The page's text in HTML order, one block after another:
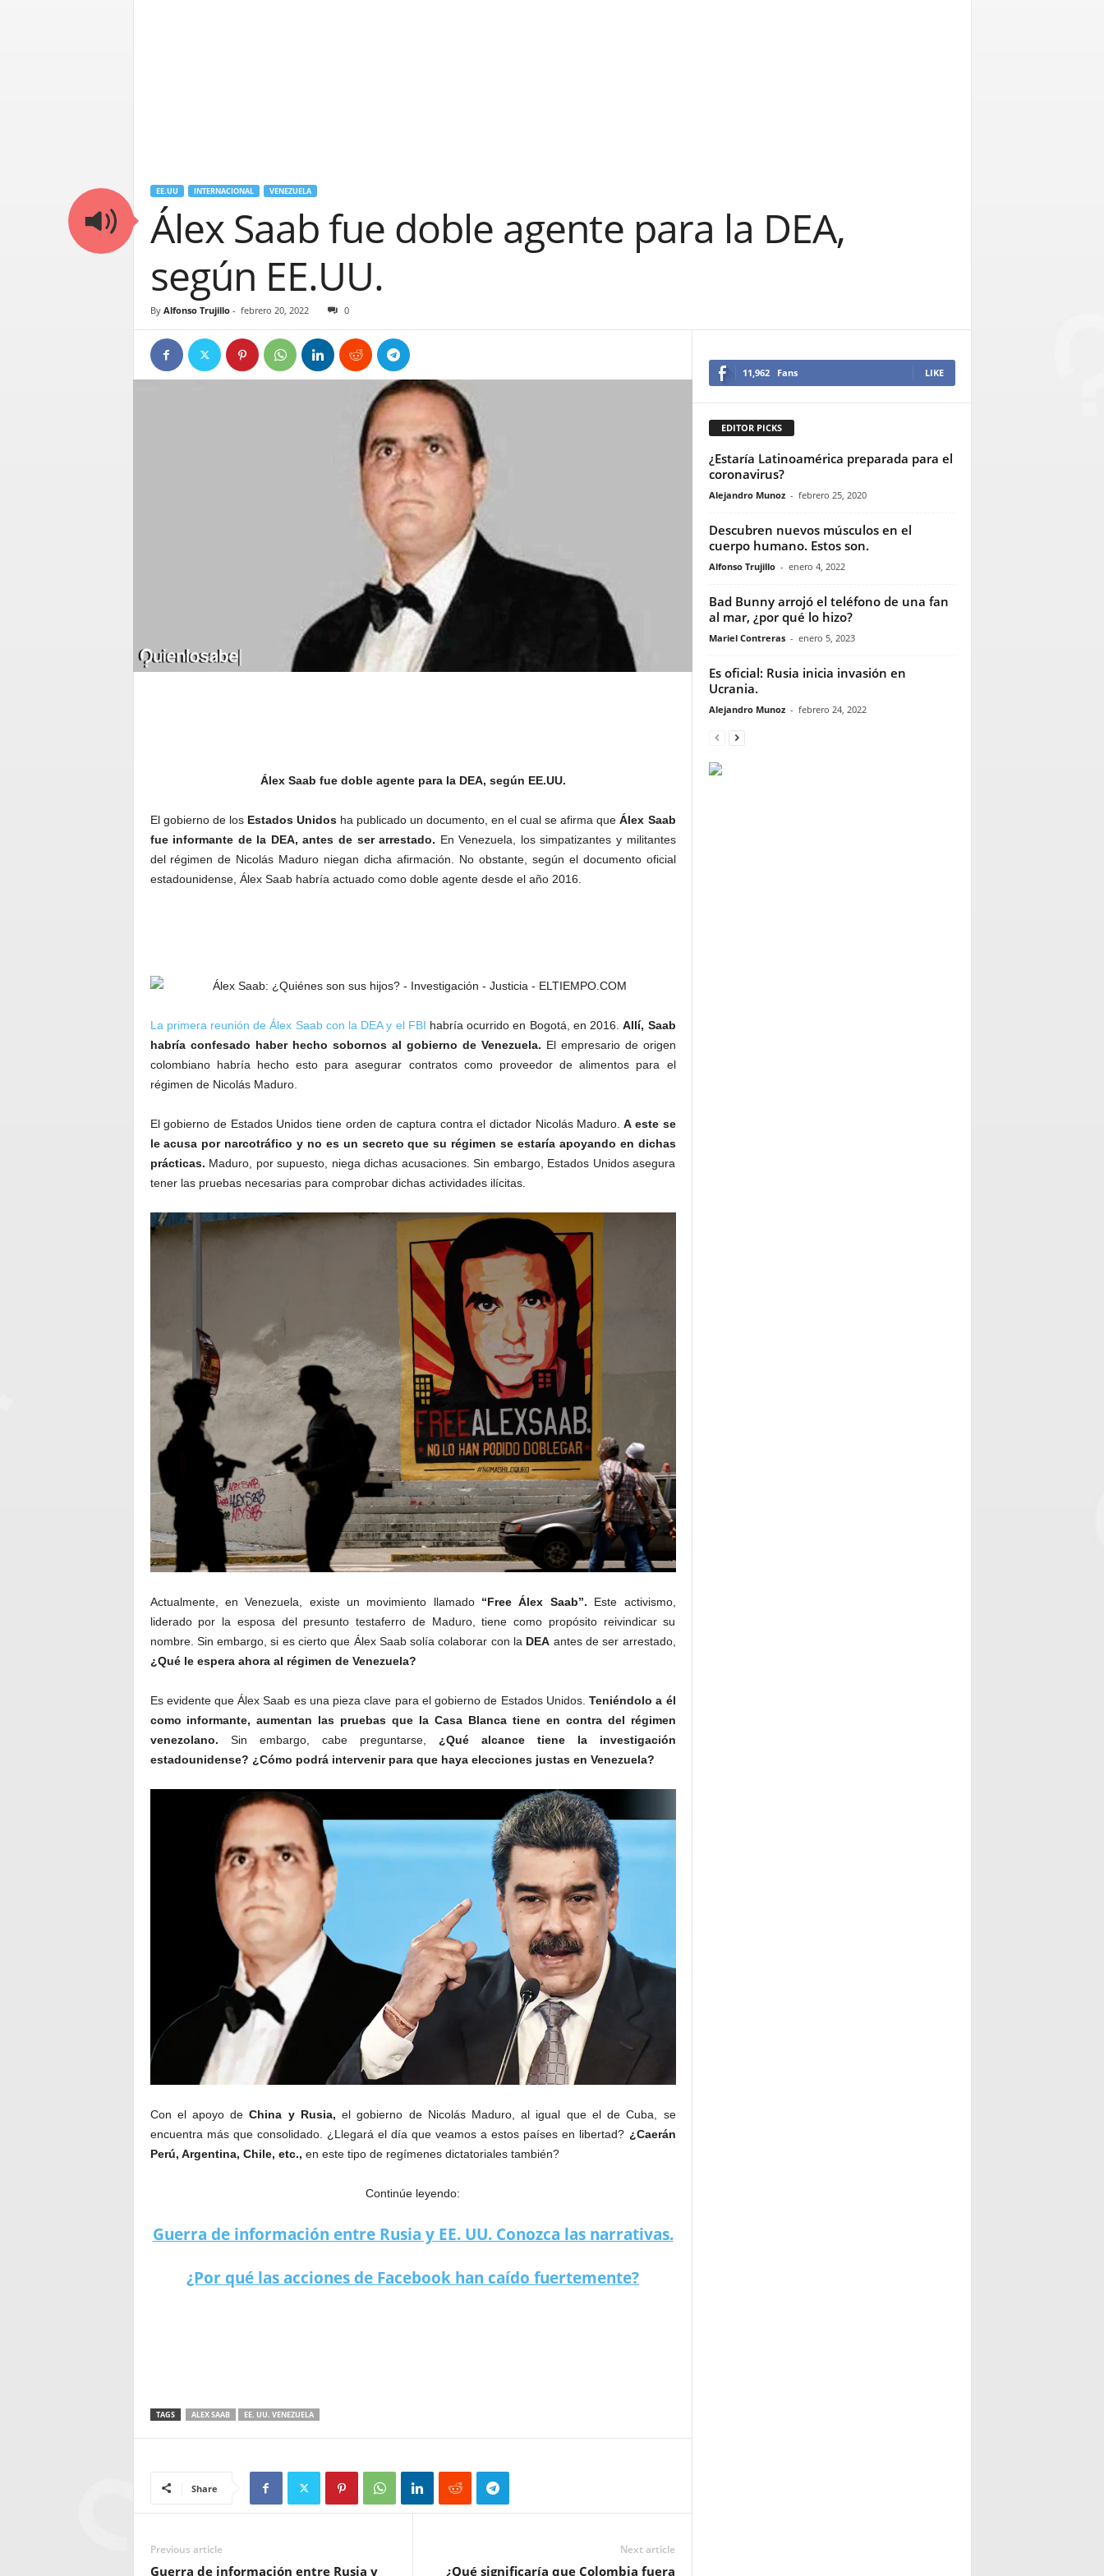
EE.UU INTERNACIONAL VENEZUELA
Álex Saab fue doble agente para la DEA,
según EE.UU.
By Alfonso Trujillo- febrero 20, 2022 0
Álex Saab fue doble agente para la DEA, según EE.UU.
El gobierno de los Estados Unidosha publicado un documento, en el cual se afirma queÁlex Saab
fue informante de la DEA, antes de ser arrestado. En Venezuela, los simpatizantes y militantes
del régimen de Nicolás Maduro niegan dicha afirmación. No obstante, según el documento oficial
estadounidense, Álex Saab habría actuado como doble agente desde el año 2016.
La primera reunión de Álex Saab con la DEA y el FBI habría ocurrido en Bogotá, en 2016.Allí, Saab
habría confesado haber hecho sobornos al gobierno de Venezuela. El empresario de origen
colombiano habría hecho esto para asegurar contratos como proveedor de alimentos para el
régimen de Nicolás Maduro.
El gobierno de Estados Unidos tiene orden de captura contra el dictador Nicolás Maduro. A este se
le acusa por narcotráfico y no es un secreto que su régimen se estaría apoyando en dichas
prácticas. Maduro, por supuesto, niega dichas acusaciones. Sin embargo, Estados Unidos asegura
tener las pruebas necesarias para comprobar dichas actividades ilícitas.
Actualmente, en Venezuela, existe un movimiento llamado “Free Álex Saab”. Este activismo,
liderado por la esposa del presunto testaferro de Maduro, tiene como propósito reivindicar su
nombre. Sin embargo, si es cierto que Álex Saab solía colaborar con la DEA antes de ser arrestado,
¿Qué le espera ahora al régimen de Venezuela?
Es evidente que Álex Saab es una pieza clave para el gobierno de Estados Unidos. Teniéndolo a él
como informante, aumentan las pruebas que la Casa Blanca tiene en contra del régimen
venezolano. Sin embargo, cabe preguntarse,
¿Qué alcance tiene la investigación
estadounidense? ¿Cómo podrá intervenir para que haya elecciones justas en Venezuela?
Con el apoyo de China y Rusia, el gobierno de Nicolás Maduro, al igual que el de Cuba, se
encuentra más que consolidado. ¿Llegará el día que veamos a estos países en libertad? ¿Caerán
Perú, Argentina, Chile, etc., en este tipo de regímenes dictatoriales también?
Continúe leyendo:
Guerra de información entre Rusia y EE. UU. Conozca las narrativas.
¿Por qué las acciones de Facebook han caído fuertemente?
TAGS ALEX SAAB EE. UU. VENEZUELA
Share
Previous article
Guerra de información entre Rusia y
Next article
¿Qué significaría que Colombia fuera
11,962 Fans LIKE
EDITOR PICKS
¿Estaría Latinoamérica preparada para el
coronavirus?
Alejandro Munoz - febrero 25, 2020
Descubren nuevos músculos en el
cuerpo humano. Estos son.
Alfonso Trujillo - enero 4, 2022
Bad Bunny arrojó el teléfono de una fan
al mar, ¿por qué lo hizo?
Mariel Contreras - enero 5, 2023
Es oficial: Rusia inicia invasión en
Ucrania.
Alejandro Munoz - febrero 24, 2022